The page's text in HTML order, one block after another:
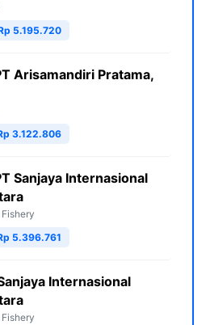
5.195.720
Arisamandiri Pratama,
3.122.806
Sanjaya Internasional
5.396.761
Internasional